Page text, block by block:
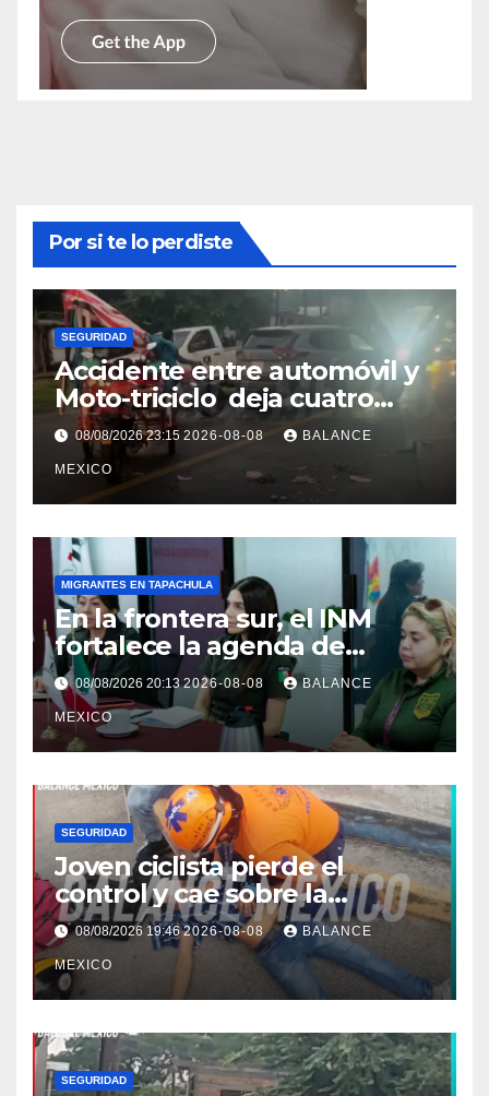
Por si te lo perdiste
SEGURIDAD
Accidente entre automóvil y
Moto-triciclo deja cuatro
lesionados en Tuxtla Chico
08/08/2026 23:15 2026-08-08 BALANCE
MEXICO
MIGRANTES EN TAPACHULA
En la frontera sur, el INM
fortalece la agenda de
trabajo conjunta con el
Consulado de Guatemala.
08/08/2026 20:132026-08-08 BALANCE
MEXICO
SEGURIDAD
Joven ciclista pierde el
control y cae sobre la
banqueta en Tapachula
08/08/2026 19:462026-08-08 BALANCE
MEXICO
SEGURIDAD